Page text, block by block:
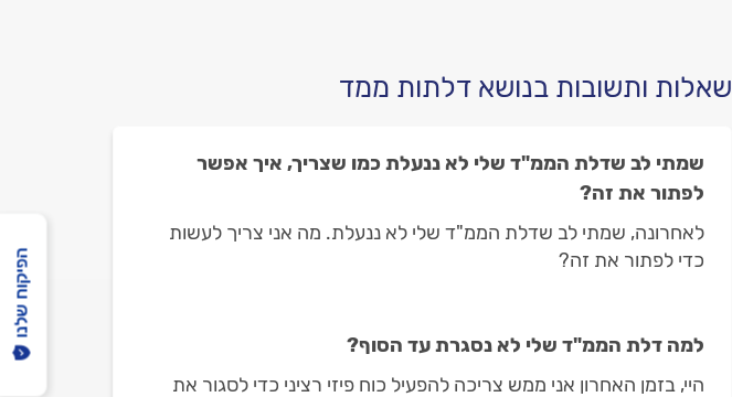
שאלות ותשובות בנושא דלתות ממד
שמתי לב שדלת הממ"ד שלי לא ננעלת כמו שצריך, איך אפשר
לפתור את זה?
לאחרונה, שמתי לב שדלת הממ"ד שלי לא ננעלת. מה אני צריך לעשות
כדי לפתור את זה?
למה דלת הממ"ד שלי לא נסגרת עד הסוף?
היי, בזמן האחרון אני ממש צריכה להפעיל כוח פיזי רציני כדי לסגור את
הפיקוח שלנו